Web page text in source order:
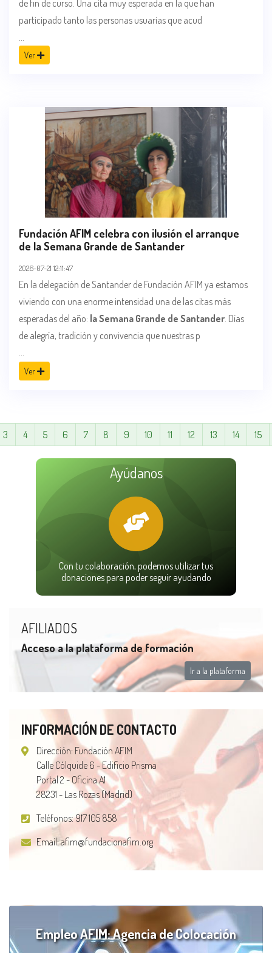
de fin de curso. Una cita muy esperada en la que han
participado tanto las personas usuarias que acud
Ver
Fundación AFIM celebra con ilusión el arranque
de la Semana Grande de Santander
2026-07-21 12:11:47
En la delegación de Santander de Fundación AFIM ya estamos
viviendo con una enorme intensidad una de las citas más
esperadas del año: la Semana Grande de Santander. Días
de alegría, tradición y convivencia que nuestras p
...
Ver
3 4 5 6 7 8 9 10 11 12 13 14 15
Ayúdanos
Con tu colaboración, podemos utilizar tus
donaciones para poder seguir ayudando
AFILIADOS
Acceso a la plataforma de formación
Ir a la plataforma
INFORMACIÓN DE CONTACTO
Dirección: Fundación AFIM
Calle Cólquide 6 - Edificio Prisma
Portal 2 - Oficina A1
28231 - Las Rozas (Madrid)
Teléfonos:917 105 858
Email:afim@fundacionafim.org
Empleo AFIM: Agencia de Colocación